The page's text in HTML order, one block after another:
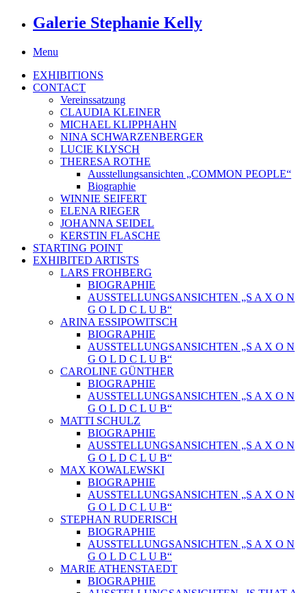
Galerie Stephanie Kelly
Menu
EXHIBITIONS
CONTACT
Vereinssatzung
CLAUDIA KLEINER
MICHAEL KLIPPHAHN
NINA SCHWARZENBERGER
LUCIE KLYSCH
THERESA ROTHE
Ausstellungsansichten „COMMON PEOPLE“
Biographie
WINNIE SEIFERT
ELENA RIEGER
JOHANNA SEIDEL
KERSTIN FLASCHE
STARTING POINT
EXHIBITED ARTISTS
LARS FROHBERG
BIOGRAPHIE
AUSSTELLUNGSANSICHTEN „S A X O N
G O L D C L U B“
ARINA ESSIPOWITSCH
BIOGRAPHIE
AUSSTELLUNGSANSICHTEN „S A X O N
G O L D C L U B“
CAROLINE GÜNTHER
BIOGRAPHIE
AUSSTELLUNGSANSICHTEN „S A X O N
G O L D C L U B“
MATTI SCHULZ
BIOGRAPHIE
AUSSTELLUNGSANSICHTEN „S A X O N
G O L D C L U B“
MAX KOWALEWSKI
BIOGRAPHIE
AUSSTELLUNGSANSICHTEN „S A X O N
G O L D C L U B“
STEPHAN RUDERISCH
BIOGRAPHIE
AUSSTELLUNGSANSICHTEN „S A X O N
G O L D C L U B“
MARIE ATHENSTAEDT
BIOGRAPHIE